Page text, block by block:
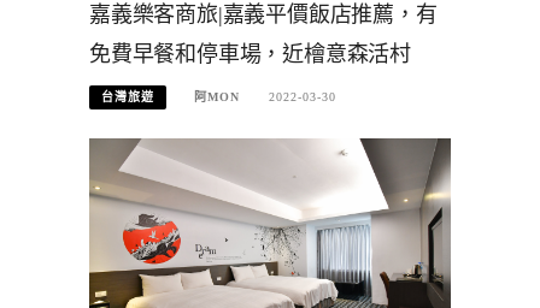
嘉義樂客商旅|嘉義平價飯店推薦，有
免費早餐和停車場，近檜意森活村
台灣旅遊 阿MON 2022-03-30